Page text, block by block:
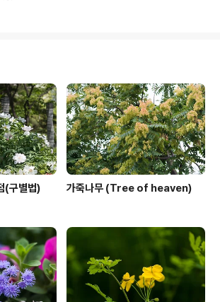
식물계 └ 속씨식물문 └ 쌍
죽도과 └ 협죽도속 └ 협죽도 다
구절종(九節腫), 유도화(柳桃
Sweet scented Oleander
귀한 여름에서부터 가을까지
(구별법) 가죽나무 (Tree of heaven)